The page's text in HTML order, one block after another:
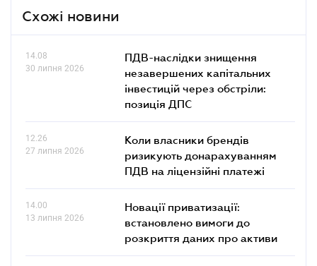
Схожі новини
14.08
30 липня 2026
ПДВ-наслідки знищення
незавершених капітальних
інвестицій через обстріли:
позиція ДПС
12.26
27 липня 2026
Коли власники брендів
ризикують донарахуванням
ПДВ на ліцензійні платежі
14.00
13 липня 2026
Новації приватизації:
встановлено вимоги до
розкриття даних про активи